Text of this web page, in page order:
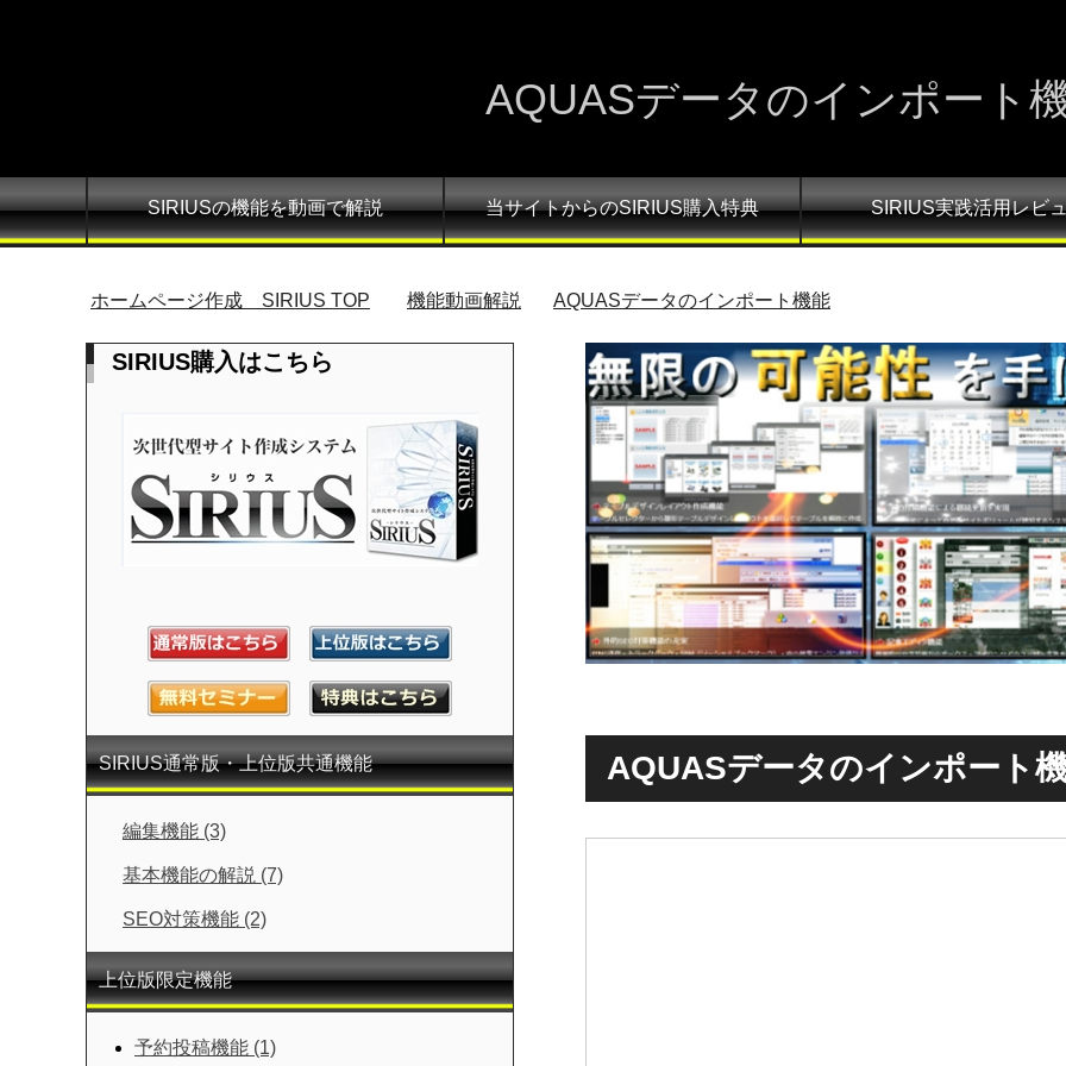
AQUASデータのインポート
SIRIUSの機能を動画で解説 当サイトからのSIRIUS購入特典 SIRIUS実践活用レビ
ホームページ作成 SIRIUS TOP 機能動画解説 AQUASデータのインポート機能
AQUASデータのインポート
SIRIUS購入はこちら
SIRIUS通常版・上位版共通機能
編集機能 (3)
基本機能の解説 (7)
SEO対策機能 (2)
上位版限定機能
予約投稿機能 (1)